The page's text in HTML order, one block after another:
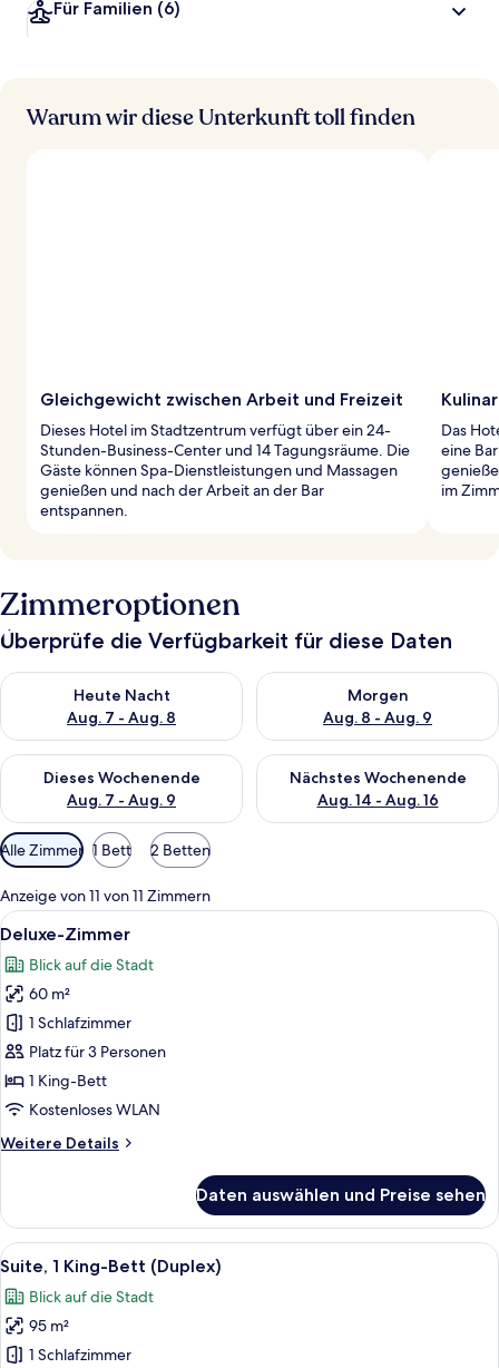
Für Familien (6)
Warum wir diese Unterkunft toll finden
Gleichgewicht zwischen Arbeit und Freizeit
Dieses Hotel im Stadtzentrum verfügt über ein 24-
Stunden-Business-Center und 14 Tagungsräume. Die
Gäste können Spa-Dienstleistungen und Massagen
genießen und nach der Arbeit an der Bar
entspannen.
Das
eine
im
Zimmeroptionen
Überprüfe die Verfügbarkeit für diese Daten
Heute Nacht
Aug. 7 - Aug. 8
Überprüfe die Verfügbarkeit für heute Nacht, Aug. 7 - Aug. 8.
Morgen
Aug. 8 - Aug. 9
Überprüfe die Verfügbarkeit
Dieses Wochenende
Aug. 7 - Aug. 9
Überprüfe die Verfügbarkeit für dieses Wochenende, Aug. 7
Nächstes Wochenende
Aug. 14 - Aug. 16
Überprüfe die Verfügbarkeit
Verfügbare
Filter
für
Zimmer
Alle Zimmer 1 Bett 2 Betten
Anzeige von 11 von 11 Zimmern
Alle
Fotos
für
Deluxe-
Zimmer
anzeigen
Ein Hotelzimmer mit Bett,
9
Deluxe-Zimmer
Blick auf die Stadt
60 m²
1 Schlafzimmer
Platz für 3 Personen
1 King-Bett
Kostenloses WLAN
Weitere Details
Weitere
Zimmer
Daten auswählen und Preise sehen
Alle
Fotos
für
Suite,
1 King-
Hochwertige Bettwaren, Minibar,
12
Suite, 1 King-Bett (Duplex)
Blick auf die Stadt
95 m²
1 Schlafzimmer